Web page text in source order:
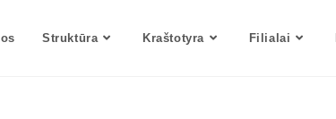
Struktūra Kraštotyra Filialai